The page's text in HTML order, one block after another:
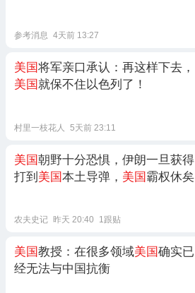
参考消息 4天前 13:27
美国将军亲口承认：再这样下去，
美国就保不住以色列了！
村里一枝花人 5天前 23:11
美国朝野十分恐惧，伊朗一旦获得
打到 美国本土导弹， 美国 霸权休矣
农夫史记 昨天 20:40 1跟贴
美国教授：在很多领域美国确实已
经无法与中国抗衡